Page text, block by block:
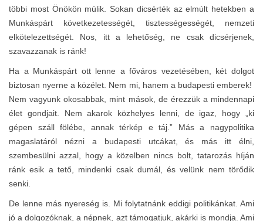
többi most Önökön múlik. Sokan dicsérték az elmúlt hetekben a
Munkáspárt következetességét, tisztességességét, nemzeti
elkötelezettségét. Nos, itt a lehetőség, ne csak dicsérjenek,
szavazzanak is ránk!
Ha a Munkáspárt ott lenne a főváros vezetésében, két dolgot
biztosan nyerne a közélet. Nem mi, hanem a budapesti emberek!
Nem vagyunk okosabbak, mint mások, de érezzük a mindennapi
élet gondjait. Nem akarok közhelyes lenni, de igaz, hogy „ki
gépen száll fölébe, annak térkép e táj.” Más a nagypolitika
magaslatáról nézni a budapesti utcákat, és más itt élni,
szembesülni azzal, hogy a közelben nincs bolt, tatarozás híján
ránk esik a tető, mindenki csak dumál, és velünk nem törődik
senki.
De lenne más nyereség is. Mi folytatnánk eddigi politikánkat. Ami
jó a dolgozóknak, a népnek, azt támogatjuk, akárki is mondja. Ami